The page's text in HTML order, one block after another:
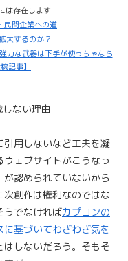
は存在します:
民間企業への道
大するのか？
力な武器は下手が使っちゃなら
記事】
ない理由
用しないなど工夫を凝
ェブサイトがこうなっ
認められていないから
創作は権利なのではな
うでなければカプコンの
基づいてわざわざ気を
はしないだろう。そもそ